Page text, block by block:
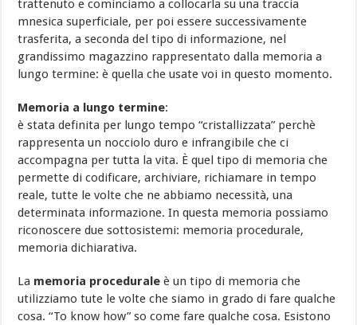
trattenuto e cominciamo a collocarla su una traccia
mnesica superficiale, per poi essere successivamente
trasferita, a seconda del tipo di informazione, nel
grandissimo magazzino rappresentato dalla memoria a
lungo termine: è quella che usate voi in questo momento.
Memoria a lungo termine:
è stata definita per lungo tempo “cristallizzata” perchè
rappresenta un nocciolo duro e infrangibile che ci
accompagna per tutta la vita. È quel tipo di memoria che
permette di codificare, archiviare, richiamare in tempo
reale, tutte le volte che ne abbiamo necessità, una
determinata informazione. In questa memoria possiamo
riconoscere due sottosistemi: memoria procedurale,
memoria dichiarativa.
La memoria procedurale è un tipo di memoria che
utilizziamo tute le volte che siamo in grado di fare qualche
cosa. “To know how” so come fare qualche cosa. Esistono